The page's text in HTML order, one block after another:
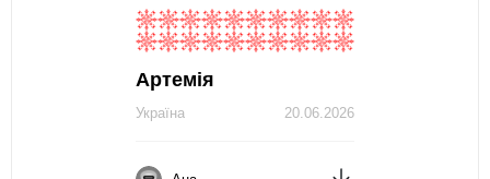
Артемія
20.06.2026
Україна